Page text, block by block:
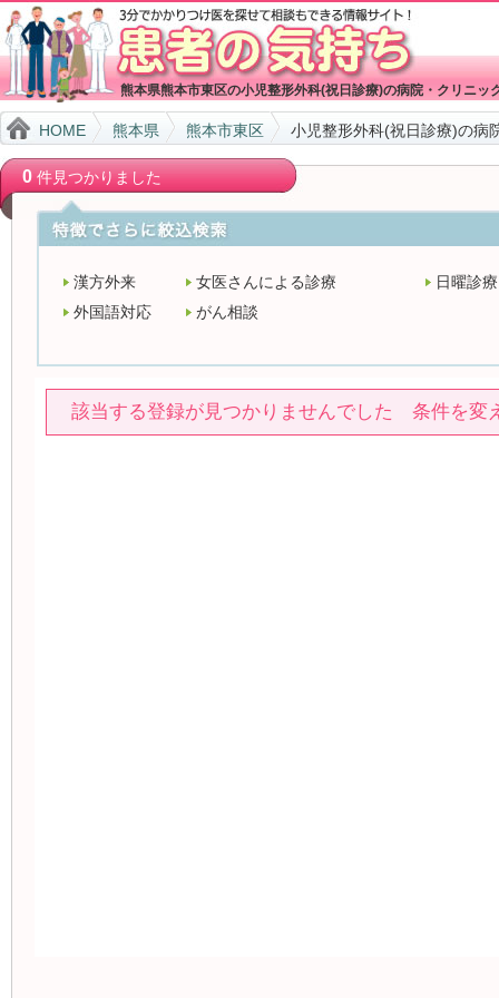
熊本県熊本市東区の小児整形外科(祝日診療)の病院・クリニッ
HOME 熊本県 熊本市東区 小児整形外科(祝日診療)の病
0件見つかりました
漢方外来 女医さんによる診療
日曜診療
外国語対応
がん相談
該当する登録が見つかりませんでした 条件を